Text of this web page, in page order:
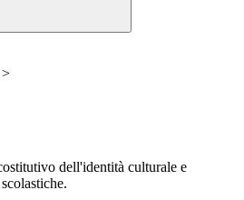
>
dell'identità culturale e